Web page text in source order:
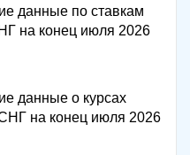
данные по ставкам
на конец июля 2026
данные о курсах
на конец июля 2026